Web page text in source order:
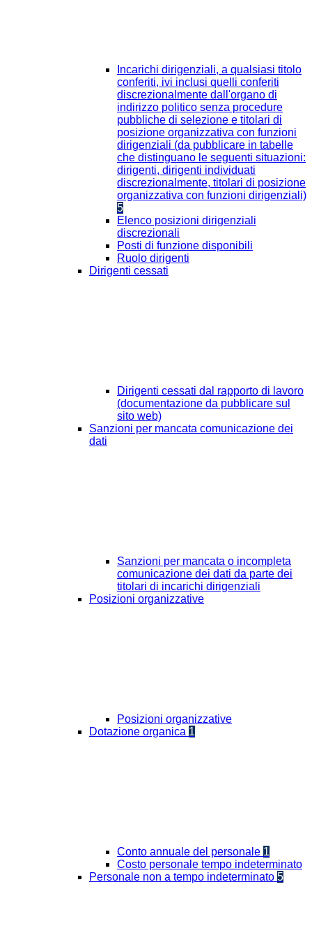
Incarichi dirigenziali, a qualsiasi titolo
conferiti, ivi inclusi quelli conferiti
discrezionalmente dall'organo di
indirizzo politico senza procedure
pubbliche di selezione e titolari di
posizione organizzativa con funzioni
dirigenziali (da pubblicare in tabelle
che distinguano le seguenti situazioni:
dirigenti, dirigenti individuati
discrezionalmente, titolari di posizione
organizzativa con funzioni dirigenziali)
5
Elenco posizioni dirigenziali
discrezionali
Posti di funzione disponibili
Ruolo dirigenti
Dirigenti cessati
Dirigenti cessati dal rapporto di lavoro
(documentazione da pubblicare sul
sito web)
Sanzioni per mancata comunicazione dei
dati
Sanzioni per mancata o incompleta
comunicazione dei dati da parte dei
titolari di incarichi dirigenziali
Posizioni organizzative
Posizioni organizzative
Dotazione organica 1
Conto annuale del personale 1
Costo personale tempo indeterminato
Personale non a tempo indeterminato 5